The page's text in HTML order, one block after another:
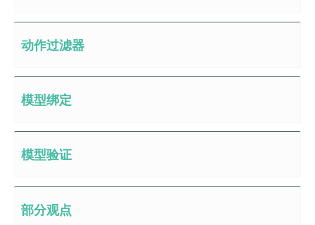
动作过滤器
模型绑定
模型验证
部分观点